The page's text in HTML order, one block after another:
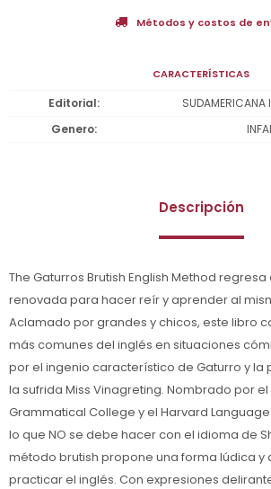
Métodos y costos de
CARACTERÍSTICAS
Editorial
SUDAMERICANA
Genero
Descripción
The Gaturros Brutish English Method
renovada para hacer reír y aprender al
Aclamado por grandes y chicos, este libro
más comunes del inglés en situaciones
por el ingenio característico de Gaturro y la
la sufrida Miss Vinagreting. Nombrado por el
Grammatical College y el Harvard Language
lo que NO se debe hacer con el idioma de
método brutish propone una forma lúdica
practicar el inglés. Con expresiones